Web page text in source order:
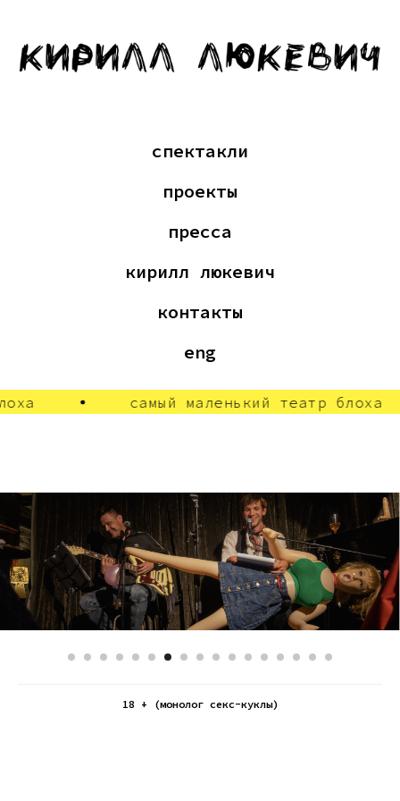
спектакли
проекты
пресса
кирилл люкевич
контакты
eng
самый маленький театр блоха
18 + (монолог секс-куклы)